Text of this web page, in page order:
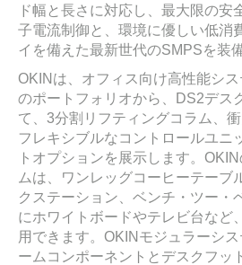
ド幅と長さに対応し、最大限の安
子電流制御と、環境に優しい低消
イを備えた最新世代のSMPSを装
OKINは、オフィス向け高性能シ
のポートフォリオから、DS2デス
て、3分割リフティングコラム、
フレキシブルなコントロールユニ
トオプションを展示します。
ムは、ワンレッグコーヒーテーブ
クステーション、ベンチ・ツー・
にホワイトボードやテレビ台など
用できます。OKINモジュラーシ
ームコンポーネントとデスクフッ